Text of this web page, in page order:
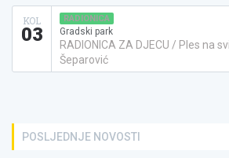
KOL
03
RADIONICA
Gradski park
RADIONICA ZA DJECU / Ples na
Šeparović
POSLJEDNJE NOVOSTI